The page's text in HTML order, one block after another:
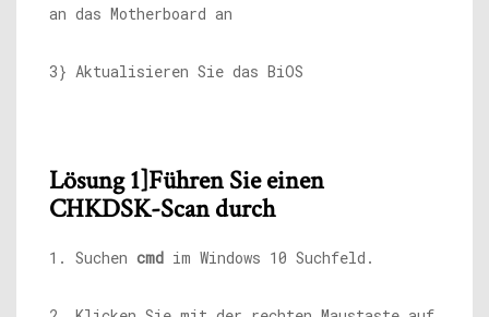
an das Motherboard an
3} Aktualisieren Sie das BiOS
Lösung 1]Führen Sie einen
CHKDSK-Scan durch
1. Suchen cmd im Windows 10 Suchfeld.